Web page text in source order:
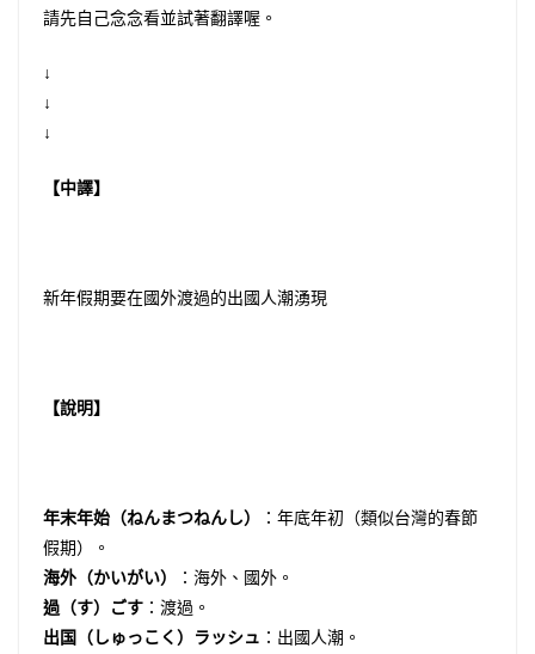
請先自己念念看並試著翻譯喔。
↓
↓
↓
【中譯】
新年假期要在國外渡過的出國人潮湧現
【說明】
年末年始（ねんまつねんし）
：年底年初（類似台灣的春節
假期）。
海外（かいがい）
：海外、國外。
過（す）ごす ：渡過。
出国（しゅっこく）ラッシュ ：出國人潮。